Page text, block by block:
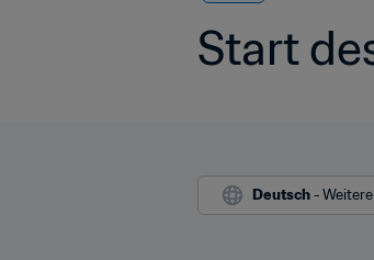
Start
Deutsch -